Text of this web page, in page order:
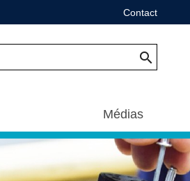
Contact
search
Médias